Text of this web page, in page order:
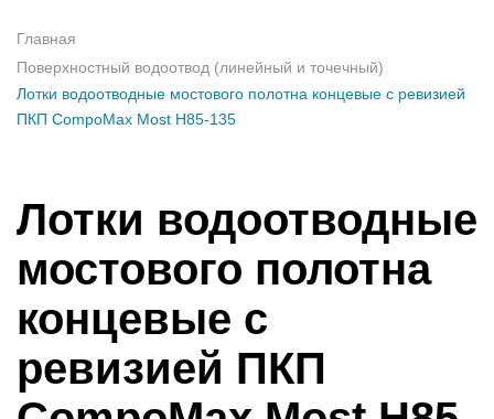
Главная
Поверхностный водоотвод (линейный и точечный)
Лотки водоотводные мостового полотна концевые с ревизией
ПКП CompoMax Most H85-135
Лотки водоотводные
мостового полотна
концевые с
ревизией ПКП